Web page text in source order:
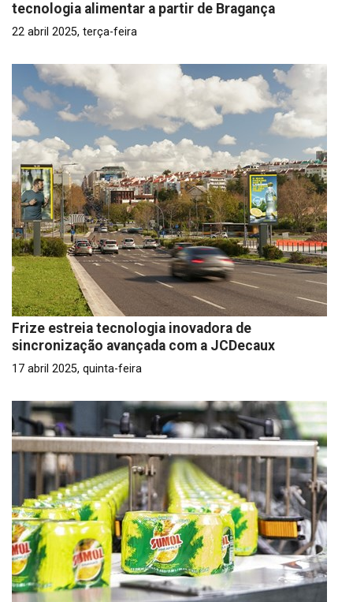
tecnologia alimentar a partir de Bragança
22 abril 2025, terça-feira
Frize estreia tecnologia inovadora de
sincronização avançada com a JCDecaux
17 abril 2025, quinta-feira